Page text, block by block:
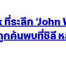
ระลึก ‘John
กค้นพบที่ชิลี